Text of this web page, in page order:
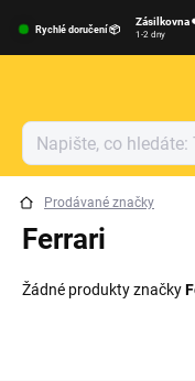
Rychlé doručení 📦
Zásilkovna
1-2 dny
Prodávané značky
Ferrari
Žádné produkty značky